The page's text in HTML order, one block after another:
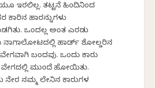
ಇರಲಿಲ್ಲ. ತಟ್ಟನೆ ಹಿಂದಿನಿಂದ
ಕಾರಿನ ಹಾರನ್ನುಗಳು
ಒಂದಲ್ಲ ಅಂತ ಎರಡು
ನಾಗಾಲೋಟದಲ್ಲಿ ಹಾರ್ಡ್ ಶೋಲ್ಡರಿನ
ಬಂದವು. ಒಂದು ಕಾರು
ವೇಗದಲ್ಲಿ ಮುಂದೆ ಹೋಯಿತು.
ನೇರ ನಮ್ಮ ಲೇನಿನ ಕಾರುಗಳ